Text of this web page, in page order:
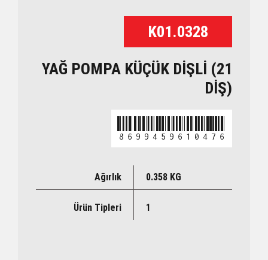
K01.0328
YAĞ POMPA KÜÇÜK DİŞLİ (21
DİŞ)
8699459610476
Ağırlık 0.358 KG
Ürün Tipleri 1